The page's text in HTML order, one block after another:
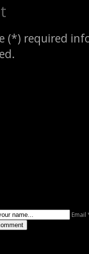
(*) required
Email